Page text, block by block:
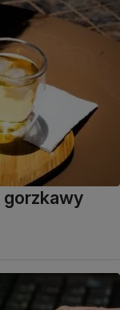
gorzkawy